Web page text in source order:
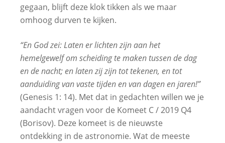
gegaan, blijft deze klok tikken als we maar
omhoog durven te kijken.
“En God zei: Laten er lichten zijn aan het
hemelgewelf om scheiding te maken tussen de dag
en de nacht; en laten zij zijn tot tekenen, en tot
aanduiding van vaste tijden en van dagen en jaren!”
(Genesis 1: 14). Met dat in gedachten willen we je
aandacht vragen voor de Komeet C / 2019 Q4
(Borisov). Deze komeet is de nieuwste
ontdekking in de astronomie. Wat de meeste